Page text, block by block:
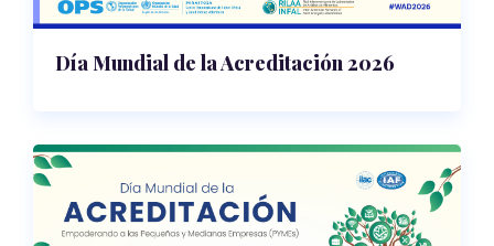
Día Mundial de la Acreditación 2026